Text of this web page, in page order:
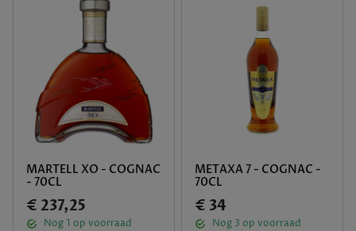
MARTELL XO - COGNAC
- 70CL
€ 237,25
Nog1 op voorraad
METAXA 7 - COGNAC -
70CL
€ 34
Nog 3 op voorraad